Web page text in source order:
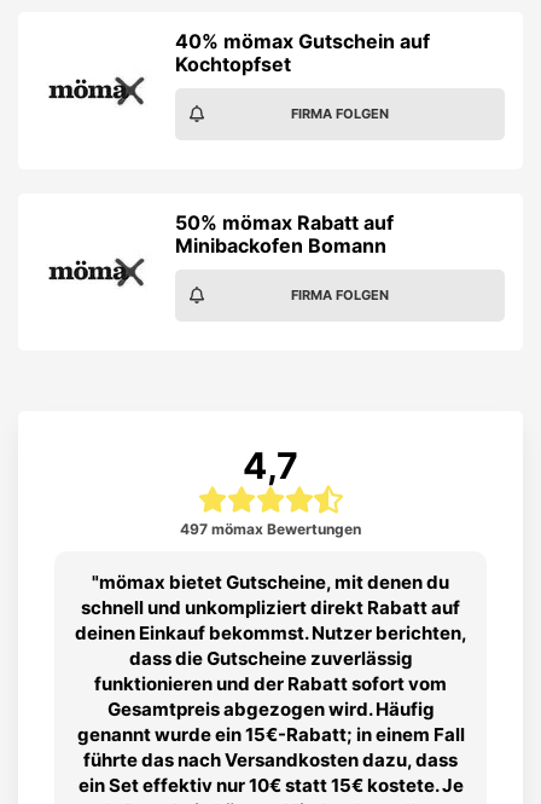
40% mömax Gutschein auf
Kochtopfset
FIRMA FOLGEN
50% mömax Rabatt auf
Minibackofen Bomann
FIRMA FOLGEN
4,7
497 mömax Bewertungen
mömax bietet Gutscheine, mit denen du
schnell und unkompliziert direkt Rabatt auf
deinen Einkauf bekommst. Nutzer berichten,
dass die Gutscheine zuverlässig
funktionieren und der Rabatt sofort vom
Gesamtpreis abgezogen wird. Häufig
genannt wurde ein 15€-Rabatt; in einem Fall
führte das nach Versandkosten dazu, dass
ein Set effektiv nur 10€ statt 15€ kostete. Je